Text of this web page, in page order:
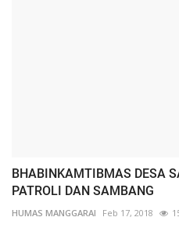
BHABINKAMTIBMAS DESA
PATROLI DAN SAMBANG
HUMAS MANGGARAI Feb 17, 2018